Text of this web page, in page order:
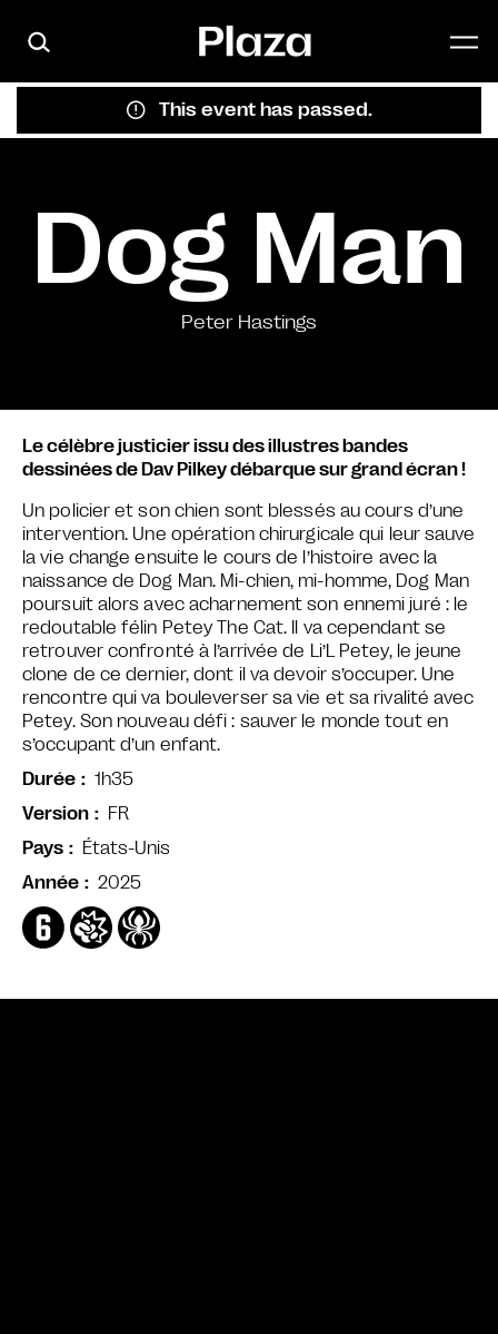
This event has passed.
Dog Man
Peter Hastings
Le célèbre justicier issu des illustres bandes
dessinées de Dav Pilkey débarque sur grand écran !
Un policier et son chien sont blessés au cours d’une
intervention. Une opération chirurgicale qui leur sauve
la vie change ensuite le cours de l’histoire avec la
naissance de Dog Man. Mi-chien, mi-homme, Dog Man
poursuit alors avec acharnement son ennemi juré : le
redoutable félin Petey The Cat. Il va cependant se
retrouver confronté à l’arrivée de Li’L Petey, le jeune
clone de ce dernier, dont il va devoir s’occuper. Une
rencontre qui va bouleverser sa vie et sa rivalité avec
Petey. Son nouveau défi : sauver le monde tout en
s’occupant d’un enfant.
Durée
1h35
Version
FR
Pays
États-Unis
Année
2025